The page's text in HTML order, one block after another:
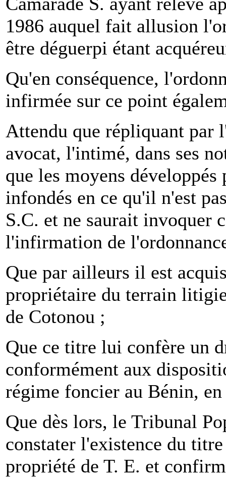
1986 auquel fait allusion
être déguerpi étant
Qu'en conséquence,
infirmée sur ce point
Attendu que répliquant par
avocat, l'intimé, dans ses
que les moyens
infondés en ce qu'il n'est
S.C. et ne saurait invoquer
l'infirmation de
Que par ailleurs il est
propriétaire du terrain
de Cotonou ;
Que ce titre lui confère un
conformément aux
régime foncier au Bénin,
Que dès lors, le Tribunal
constater l'existence du
propriété de T. E. et